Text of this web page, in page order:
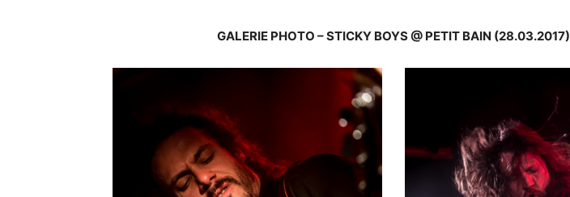
GALERIE PHOTO – STICKY BOYS @ PETIT BAIN (28.03.2017)